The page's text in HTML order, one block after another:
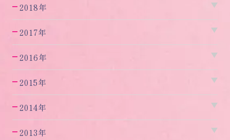
2018年
2017年
2016年
2015年
2014年
2013年